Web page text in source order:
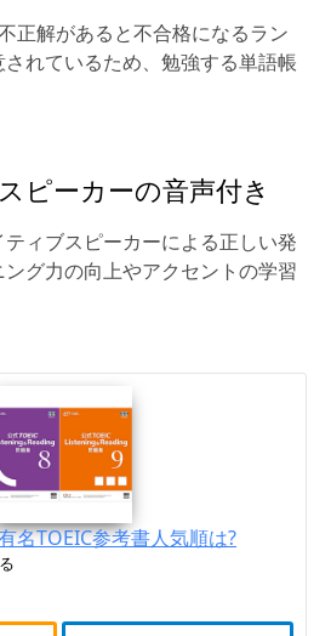
正解があると不合格になるラン
れているため、勉強する単語帳
ピーカーの音声付き
ィブスピーカーによる正しい発
グ力の向上やアクセントの学習
名TOEIC参考書人気順は?